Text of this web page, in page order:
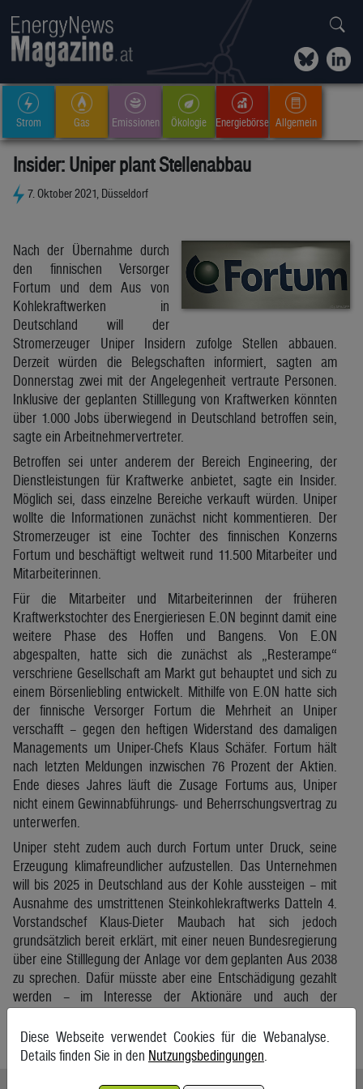
Strom Gas Emissionen Ökologie Energiebörse Allgemein
Insider: Uniper plant Stellenabbau
7. Oktober 2021, Düsseldorf
Nach der Übernahme durch
den finnischen Versorger
Fortum und dem Aus von
Kohlekraftwerken in
Deutschland will der
Stromerzeuger Uniper Insidern zufolge Stellen abbauen.
Derzeit würden die Belegschaften informiert, sagten am
Donnerstag zwei mit der Angelegenheit vertraute Personen.
Inklusive der geplanten Stilllegung von Kraftwerken könnten
über 1.000 Jobs überwiegend in Deutschland betroffen sein,
sagte ein Arbeitnehmervertreter.
Betroffen sei unter anderem der Bereich Engineering, der
Dienstleistungen für Kraftwerke anbietet, sagte ein Insider.
Möglich sei, dass einzelne Bereiche verkauft würden. Uniper
wollte die Informationen zunächst nicht kommentieren. Der
Stromerzeuger ist eine Tochter des finnischen Konzerns
Fortum und beschäftigt weltweit rund 11.500 Mitarbeiter und
Mitarbeiterinnen.
Für die Mitarbeiter und Mitarbeiterinnen der früheren
Kraftwerkstochter des Energieriesen E.ON beginnt damit eine
weitere Phase des Hoffen und Bangens. Von E.ON
abgespalten, hatte sich die zunächst als „Resterampe“
verschriene Gesellschaft am Markt gut behauptet und sich zu
einem Börsenliebling entwickelt. Mithilfe von E.ON hatte sich
der finnische Versorger Fortum die Mehrheit an Uniper
verschafft – gegen den heftigen Widerstand des damaligen
Managements um Uniper-Chefs Klaus Schäfer. Fortum hält
nach letzten Meldungen inzwischen 76 Prozent der Aktien.
Ende dieses Jahres läuft die Zusage Fortums aus, Uniper
nicht einem Gewinnabführungs- und Beherrschungsvertrag zu
unterwerfen.
Uniper steht zudem auch durch Fortum unter Druck, seine
Erzeugung klimafreundlicher aufzustellen. Das Unternehmen
will bis 2025 in Deutschland aus der Kohle aussteigen – mit
Ausnahme des umstrittenen Steinkohlekraftwerks Datteln 4.
Vorstandschef Klaus-Dieter Maubach hat sich jedoch
grundsätzlich bereit erklärt, mit einer neuen Bundesregierung
über eine Stilllegung der Anlage vor dem geplanten Aus 2038
zu sprechen. Dafür müsste aber eine Entschädigung gezahlt
werden – im Interesse der Aktionäre und auch der
APA/ag
Diese Webseite verwendet Cookies für die Webanalyse.
Details finden Sie in den Nutzungsbedingungen